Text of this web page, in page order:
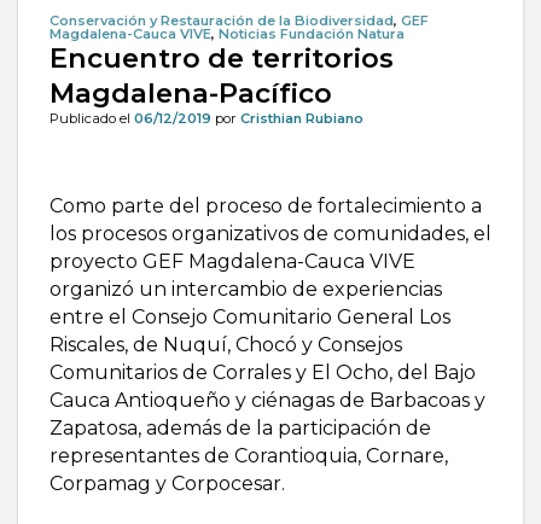
Conservación y Restauración de la Biodiversidad, GEF
Magdalena-Cauca VIVE, Noticias Fundación Natura
Encuentro de territorios
Magdalena-Pacífico
Publicado el 06/12/2019 por Cristhian Rubiano
Como parte del proceso de fortalecimiento a
los procesos organizativos de comunidades, el
proyecto GEF Magdalena-Cauca VIVE
organizó un intercambio de experiencias
entre el Consejo Comunitario General Los
Riscales, de Nuquí, Chocó y Consejos
Comunitarios de Corrales y El Ocho, del Bajo
Cauca Antioqueño y ciénagas de Barbacoas y
Zapatosa, además de la participación de
representantes de Corantioquia, Cornare,
Corpamag y Corpocesar.